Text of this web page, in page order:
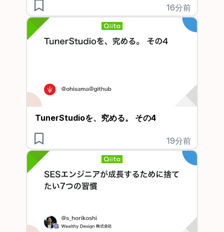
16分前
TunerStudioを、究める。 その4
19分前